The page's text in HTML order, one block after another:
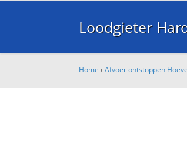
Loodgieter
Home ›Afvoer ontstoppen